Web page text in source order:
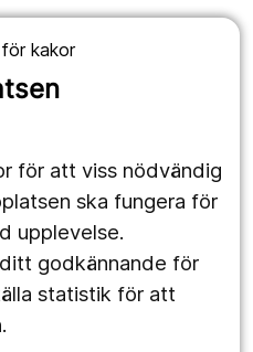
kakor
för att viss nödvändig
ska fungera för
upplevelse.
godkännande för
statistik för att